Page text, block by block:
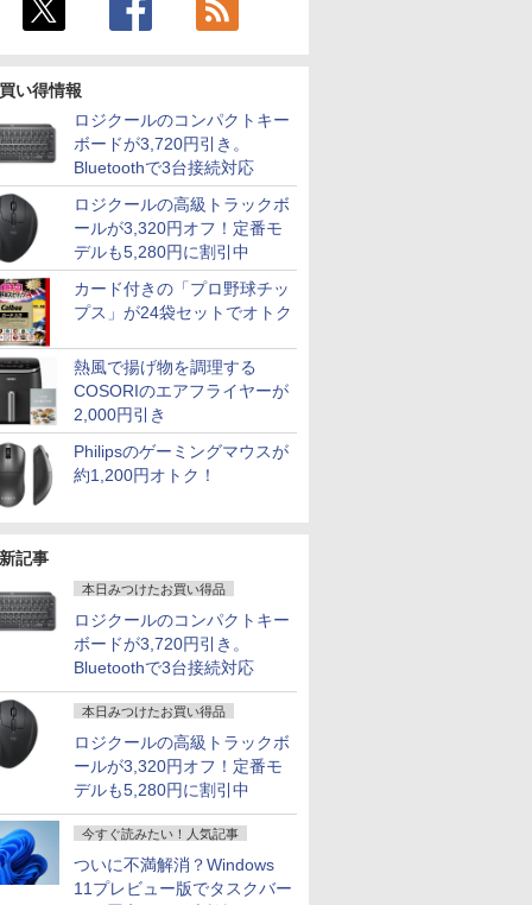
い得情報
ロジクールのコンパクトキー
ボードが3,720円引き。
Bluetoothで3台接続対応
ロジクールの高級トラックボ
ールが3,320円オフ！定番モ
デルも5,280円に割引中
カード付きの「プロ野球チッ
プス」が24袋セットでオトク
熱風で揚げ物を調理する
COSORIのエアフライヤーが
2,000円引き
Philipsのゲーミングマウスが
約1,200円オトク！
記事
本日みつけたお買い得品
ロジクールのコンパクトキー
ボードが3,720円引き。
Bluetoothで3台接続対応
本日みつけたお買い得品
ロジクールの高級トラックボ
ールが3,320円オフ！定番モ
デルも5,280円に割引中
今すぐ読みたい！人気記事
ついに不満解消？Windows
11プレビュー版でタスクバー